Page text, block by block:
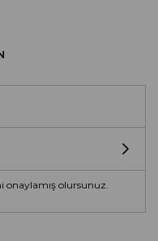
onaylamış olursunuz.